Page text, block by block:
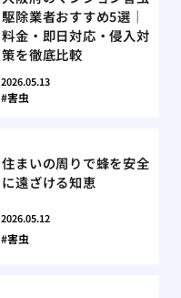
駆除業者おすすめ5選｜
料金・即日対応・侵入対
策を徹底比較
2026.05.13
害虫
住まいの周りで蜂を安全
に遠ざける知恵
2026.05.12
害虫